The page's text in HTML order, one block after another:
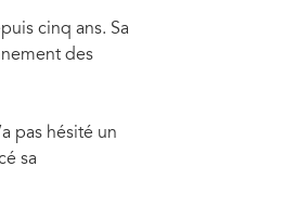
cinq ans. Sa
des
pas hésité un
sa